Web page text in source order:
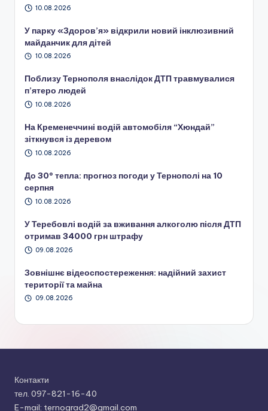
10.08.2026
У парку «Здоров’я» відкрили новий інклюзивний
майданчик для дітей
10.08.2026
Поблизу Тернополя внаслідок ДТП травмувалися
п’ятеро людей
10.08.2026
На Кременеччині водій автомобіля “Хюндай”
зіткнувся із деревом
10.08.2026
До 30° тепла: прогноз погоди у Тернополі на 10
серпня
10.08.2026
У Теребовлі водій за вживання алкоголю після ДТП
отримав 34000 грн штрафу
09.08.2026
Зовнішнє відеоспостереження: надійний захист
території та майна
09.08.2026
Контакти
тел. 097-821-16-40
E-mail: ternograd2@gmail.com